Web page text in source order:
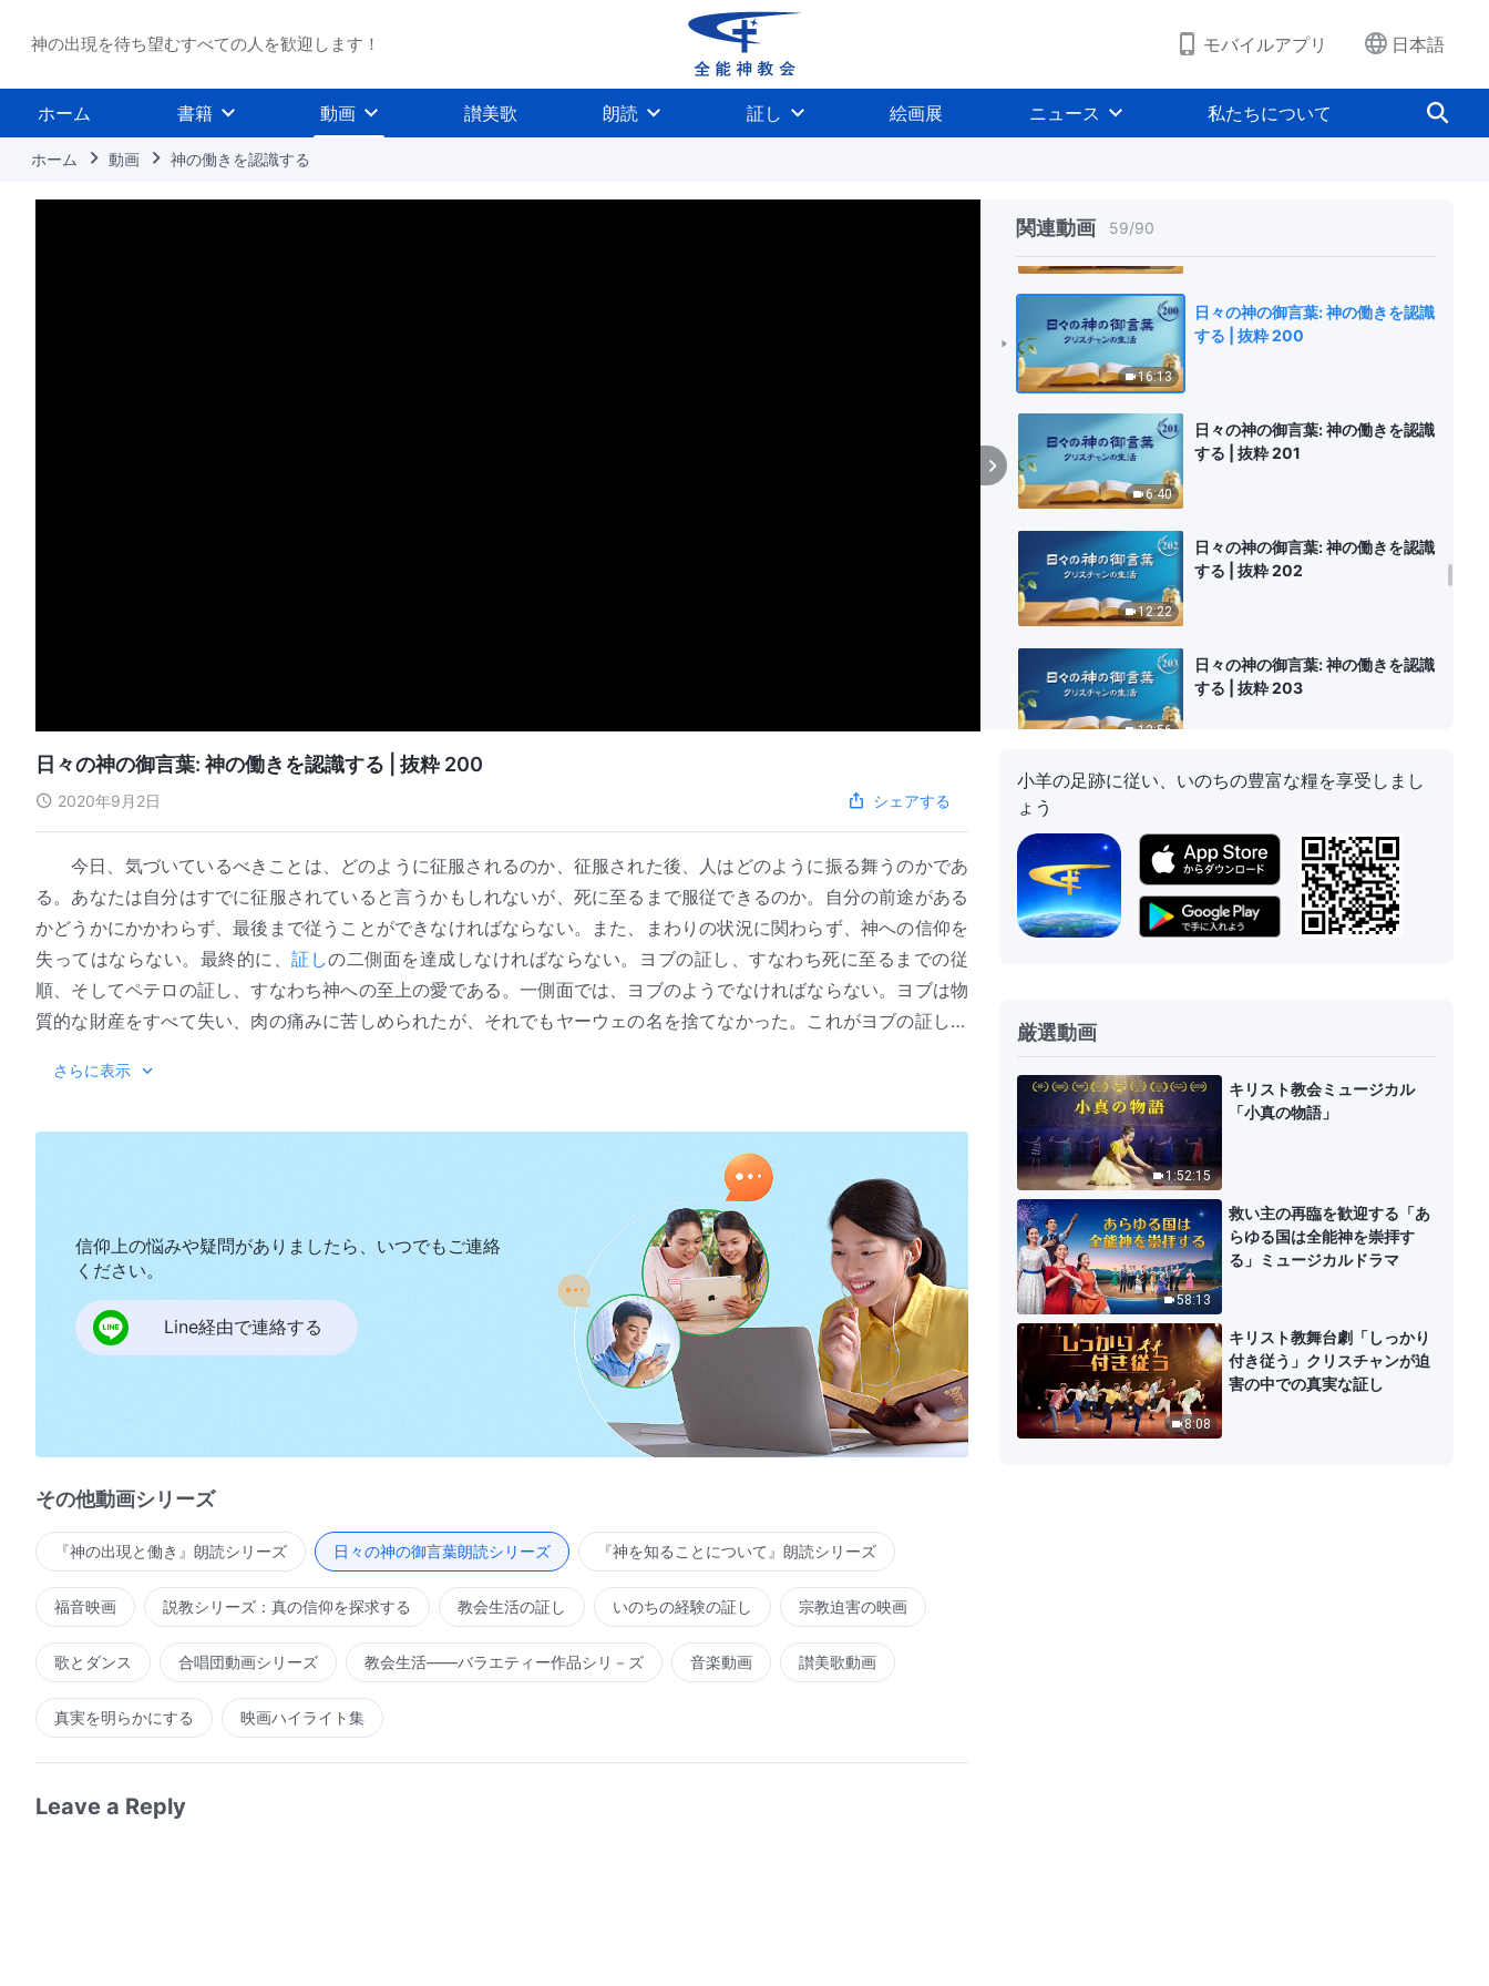
神の出現を待ち望むすべての人を歓迎します！ モバイルアプリ 日本語
ホーム 書籍 動画 讃美歌 朗読 証し 絵画展 ニュース 私たちについて
ホーム 動画 神の働きを認識する
関連動画 59/90
6:48
10:04
16:13
日々の神の御言葉: 神の働きを認識
する | 抜粋 200
6:40
日々の神の御言葉: 神の働きを認識
する | 抜粋 201
12:22
日々の神の御言葉: 神の働きを認識
する | 抜粋 202
12:56
日々の神の御言葉: 神の働きを認識
する | 抜粋 203
11:52
日々の神の御言葉: 神の働きを認識
日々の神の御言葉: 神の働きを認識
する | 抜粋 205
11:25
11:21
日々の神の御言葉: 神の働きを認識
する | 抜粋 207
10:35
日々の神の御言葉: 神の働きを認識
する | 抜粋 208
9:42
日々の神の御言葉: 神の働きを認識
する | 抜粋 209
日々の神の御言葉: 神の働きを認識する | 抜粋 200
2020年9月2日 シェアする
今日、気づいているべきことは、どのように征服されるのか、征服された後、人はどのように振る舞うのかであ
る。あなたは自分はすでに征服されていると言うかもしれないが、死に至るまで服従できるのか。自分の前途がある
かどうかにかかわらず、最後まで従うことができなければならない。また、まわりの状況に関わらず、神への信仰を
失ってはならない。最終的に、 証しの二側面を達成しなければならない。ヨブの証し、すなわち死に至るまでの従
順、そしてペテロの証し、すなわち神への至上の愛である。一側面では、ヨブのようでなければならない。ヨブは物
質的な財産をすべて失い、肉の痛みに苦しめられたが、それでもヤーウェの名を捨てなかった。これがヨブの証しで
た。彼は自分の前途のことを思わず、輝かしい願いや途方もない思いを追い求めなかった。ひたすら神を愛し、神の
分の本質や地位を知っていたなら、なおも自分の前途や願いを求めるだろうか。あなたが知っているべきことは、こ
うである。神が私を完全にするかどうかにかかわらず、私は神に従わなければならない。神が今していることはみな
良く、それは私のために行われている。それは、私たちの性質が変わり、私たちが自分からサタンの影響を取り除く
ことができるようになり、汚れの地で生まれたものの、自分自身から不純物を取り除き、汚れとサタンの影響を振り
払い、サタンの影響を捨て去ることができるようにするためである。もちろん、これはあなたに要求されることだ
が、神にとっては、人が従う決意をして神の采配のすべてに従うようになるように行う征服にすぎない。このように
して、ものごとは成し遂げられる。今日、ほとんどの人はすでに征服されているが、その内面にはいまだに反抗的で
不服従なものが沢山ある。人の真の霊的背丈はまだあまりに小さいが、希望と前途があるなら、活力に満たされるこ
とが可能である。希望と前途がなければ、人は消極的になり、神から離れることさえ考える。さらに、人には正常な
人間性を生きようとする強い願望がない。これは容認できない。だから、わたしは征服についてまだ話さなければな
らないのである。実のところ、完全にされることは征服と同時である。征服されるにつれ、完全にされることによる
最初の成果も得られる。征服されることと完全にされることに違いが見られるのは、人における変化の度合いによる
ものである。征服されることは、完全にされることの最初の一歩であって、その人がすでに完全に完成されたという
わけではなく、また、完全に神のものにされたことを証明してもいない。人が征服されると、その性質にはいくつか
の変化が起こる。しかし、そのような変化は完全に神のものとなった人に見られる変化には遥かに及ばない。今日、
完了しているのは人間を完全にする最初の働き、つまり征服である。そして、もし征服されることができないのな
ら、完全にされるすべはなく、完全に神のものとされることもない。ただわずかばかりの刑罰と裁きの言葉を受ける
だけだが、それはあなたの心を完全に変えることはできない。したがって、あなたは取り除かれる者の一人となる。
それは、豪華な食卓をただ目にするだけで、食べないのと同じである。これはあなたにとって悲劇的な筋書きではな
いだろうか。だから変化を求めなければならない。征服されることであれ、完全にされることであれ、いずれもあな
たの内に変化があるか、従順であるかどうかに関係があり、これがあなたが神のものとなり得るかどうかを決定す
あなたは神に征服されたと言うかもしれないが、それでも死に至るまで神に従えるか？将来どうなるかに関わら
ず、あなたは最後まで神に従うべきだ。どんな状況でも何が起ころうと、自分の信仰を失ってはならない。ヨブのよ
あなたはヨブのようになるべきだ。貧しく肉体が痛んでも、彼はヤ－ウェの名を捨てなかった。またペテロのよ
うになるべきだ。彼は十字架で息絶えるまで神を愛した。どんな状況でも何が起ころうと、自分の信仰を失ってはな
らない。ヨブのように死ぬまで神に従い、ペテロのようにまず神を愛せよ。
ペテロは将来のことや、自分の輝かしい希望や、途方もない野心を思わずに、自分が仕える神への愛をひたむき
に求め全ての定めに従った。どんな状況でも何が起ころうと、自分の信仰を失ってはならない。ヨブのように死ぬま
で神に従い、ペテロのようにまず神を愛せよ。Ⅳこれが、証しするに相応しい者が達すべき基準だ。どんな状況でも
よ。
『小羊に従って新しい歌を歌おう』より
さらに表示
信仰上の悩みや疑問がありましたら、いつでもご連絡
ください。
Line経由で連絡する
その他動画シリーズ
『神の出現と働き』朗読シリーズ 日々の神の御言葉朗読シリーズ 『神を知ることについて』朗読シリーズ
福音映画 説教シリーズ：真の信仰を探求する 教会生活の証し いのちの経験の証し 宗教迫害の映画
歌とダンス 合唱団動画シリーズ 教会生活――バラエティー作品シリ－ズ 音楽動画 讃美歌動画
真実を明らかにする 映画ハイライト集
Leave a Reply
小羊の足跡に従い、いのちの豊富な糧を享受しまし
ょう
厳選動画
1:52:15
キリスト教会ミュージカル
「小真の物語」
58:13
救い主の再臨を歓迎する「あ
らゆる国は全能神を崇拝す
る」ミュージカルドラマ
8:08
キリスト教舞台劇「しっかり
付き従う」クリスチャンが迫
害の中での真実な証し